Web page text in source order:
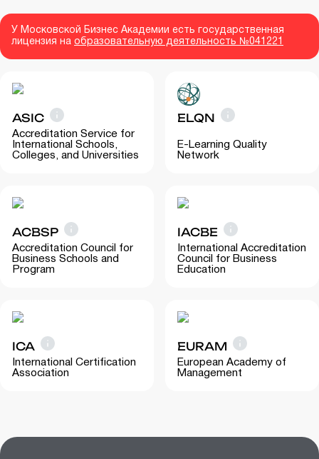
У Московской Бизнес Академии есть государственная
лицензия на образовательную деятельность №041221
ASIC
Accreditation Service for
International Schools,
Colleges, and Universities
ELQN
E-Learning Quality
Network
ACBSP
Accreditation Council for
Business Schools and
Program
IACBE
International Accreditation
Council for Business
Education
ICA
International Certification
Association
EURAM
European Academy of
Management